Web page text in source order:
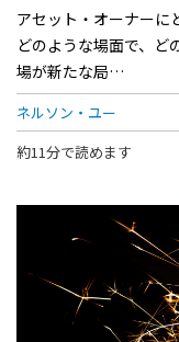
アセット・オーナーに
どのような場面で、ど
場が新たな局…
ネルソン・ユー
約11分で読めます